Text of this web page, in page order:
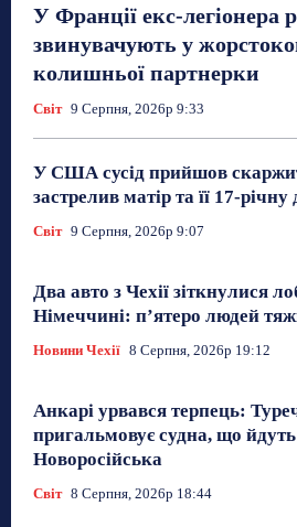
У Франції екс-легіонера
звинувачують у
колишньої партнерки
Світ 9 Серпня, 2026р 9:33
У США сусід прийшов
застрелив матір та її 17-
Світ 9 Серпня, 2026р 9:07
Два авто з Чехії зіткнулися
Німеччині: п’ятеро людей
Новини Чехії 8 Серпня, 2026р 19:12
Анкарі урвався терпець:
пригальмовує судна, що йдуть
Новоросійська
Світ 8 Серпня, 2026р 18:44